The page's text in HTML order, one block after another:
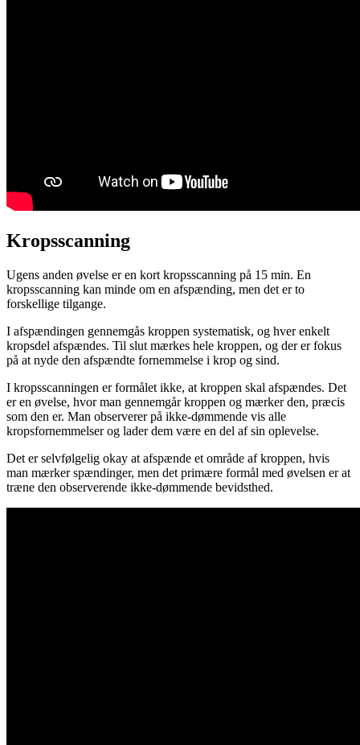
Kropsscanning
Ugens anden øvelse er en kort kropsscanning på 15 min. En
kropsscanning kan minde om en afspænding, men det er to
forskellige tilgange.
I afspændingen gennemgås kroppen systematisk, og hver enkelt
kropsdel afspændes. Til slut mærkes hele kroppen, og der er fokus
på at nyde den afspændte fornemmelse i krop og sind.
I kropsscanningen er formålet ikke, at kroppen skal afspændes. Det
er en øvelse, hvor man gennemgår kroppen og mærker den, præcis
som den er. Man observerer på ikke-dømmende vis alle
kropsfornemmelser og lader dem være en del af sin oplevelse.
Det er selvfølgelig okay at afspænde et område af kroppen, hvis
man mærker spændinger, men det primære formål med øvelsen er at
træne den observerende ikke-dømmende bevidsthed.